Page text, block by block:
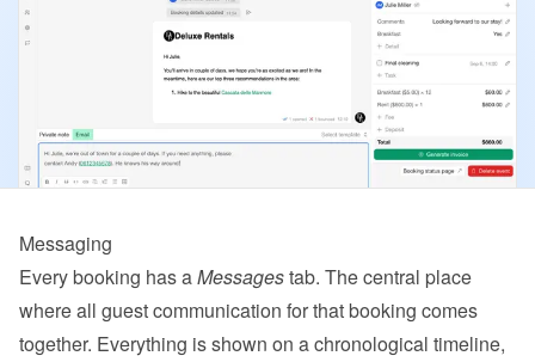
Messaging
Every booking has a Messages tab. The central place
where all guest communication for that booking comes
together. Everything is shown on a chronological timeline,